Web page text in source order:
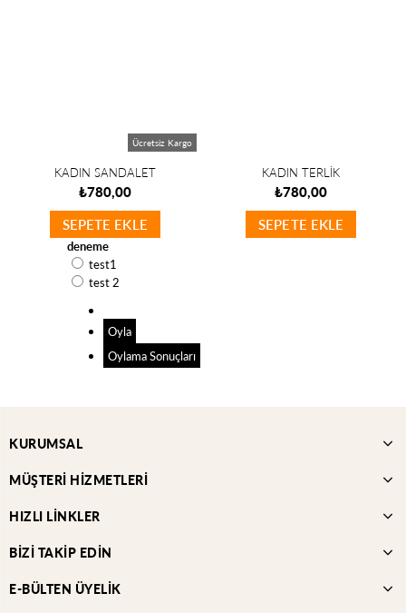
KADIN SANDALET
₺780,00
SEPETE EKLE
Ücretsiz Kargo
KADIN TERLİK
₺780,00
SEPETE EKLE
deneme
test1
test 2
Oyla
Oylama Sonuçları
KURUMSAL
MÜŞTERİ HİZMETLERİ
HIZLI LİNKLER
BİZİ TAKİP EDİN
E-BÜLTEN ÜYELİK